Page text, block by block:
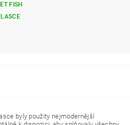
FISH
byly použity nejmodernější